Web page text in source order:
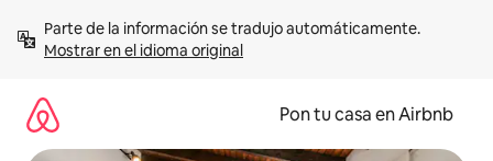
contenidoMostrar en el idioma original
Pon tu casa en Airbnb